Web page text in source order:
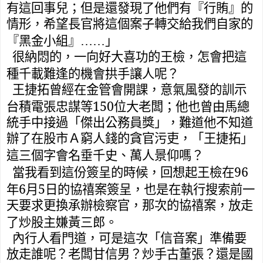
有這回事兒；但是還發現了他們有『行賄』的
情形，希望長官將這個案子轉交給我們自家的
『黑金小組』……」
很納悶的，一向好大喜功的王檢，怎會把這
種千載難逢的機會拱手讓人呢？
王捷拓曾經在金管會開課， 意氣風發的訓示
台積電張忠謀等150位大老闆；他也曾由馬總
統手中接過「傑出公務員獎」，難道他不知道
辦了在股市Ａ窮人錢的貪官污吏，「王捷拓」
這三個字會名垂千史、 萬人景仰嗎？
當我看到這份簽呈的時候，回想起王檢在96
年6月 5 日的協禧案簽呈，也是在執行搜索前一
天要求更換承辦檢察官，那次的協禧案，放走
了炒股主嫌黃三郎。
內行人看門道，可是這次「信音案」準備要
放走誰呢？老闆甘信男？炒手古董張？還是國